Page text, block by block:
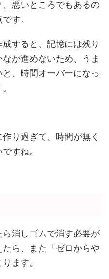
悪いところでもあるの
す。
すると、記憶には残り
か進めないため、うま
、時間オーバーになっ
り過ぎて、時間が無く
すね。
消しゴムで消す必要が
ら、また「ゼロからや
ます。